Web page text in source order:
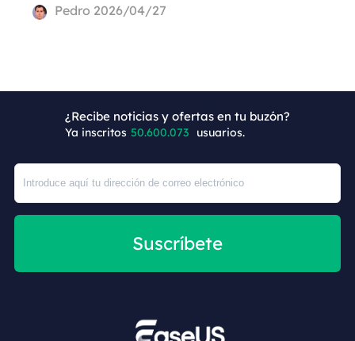
Pedro 2026/04/27
¿Recibe noticias y ofertas en tu buzón?
Ya inscritos 50.600.079 usuarios.
Suscríbete
+5